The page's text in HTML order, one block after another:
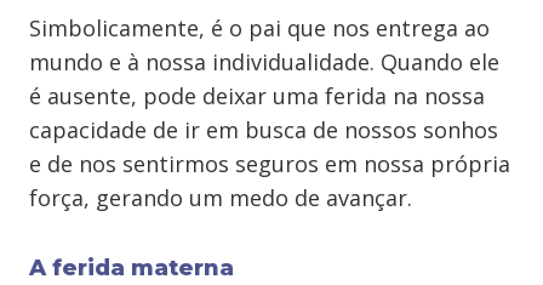
Simbolicamente, é o pai que nos entrega ao
mundo e à nossa individualidade. Quando ele
é ausente, pode deixar uma ferida na nossa
capacidade de ir em busca de nossos sonhos
e de nos sentirmos seguros em nossa própria
força, gerando um medo de avançar.
A ferida materna